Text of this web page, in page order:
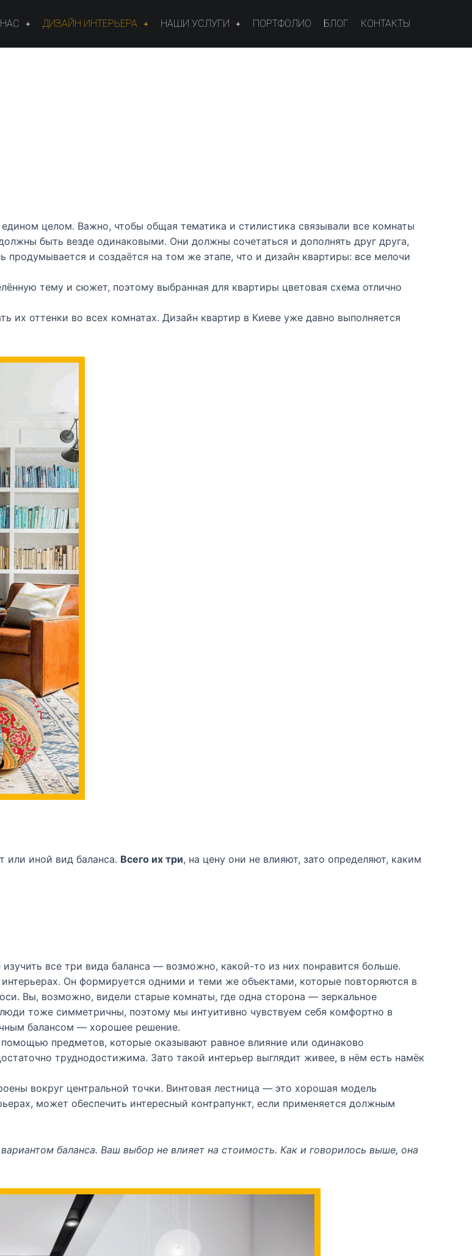
ДИЗАЙН ИНТЕРЬЕРА НАШИ УСЛУГИ ПОРТФОЛИО БЛОГ КОНТАКТЫ
целом. Важно, чтобы общая тематика и стилистика связывали все комнаты
быть везде одинаковыми. Они должны сочетаться и дополнять друг друга,
продумывается и создаётся на том же этапе, что и дизайн квартиры: все мелочи
тему и сюжет, поэтому выбранная для квартиры цветовая схема отлично
их оттенки во всех комнатах. Дизайн квартир в Киеве уже давно выполняется
или иной вид баланса. Всего их три, на цену они не влияют, зато определяют, каким
все три вида баланса — возможно, какой-то из них понравится больше.
Он формируется одними и теми же объектами, которые повторяются в
Вы, возможно, видели старые комнаты, где одна сторона — зеркальное
тоже симметричны, поэтому мы интуитивно чувствуем себя комфортно в
балансом — хорошее решение.
предметов, которые оказывают равное влияние или одинаково
труднодостижима. Зато такой интерьер выглядит живее, в нём есть намёк
вокруг центральной точки. Винтовая лестница — это хорошая модель
может обеспечить интересный контрапункт, если применяется должным
баланса. Ваш выбор не влияет на стоимость. Как и говорилось выше, она